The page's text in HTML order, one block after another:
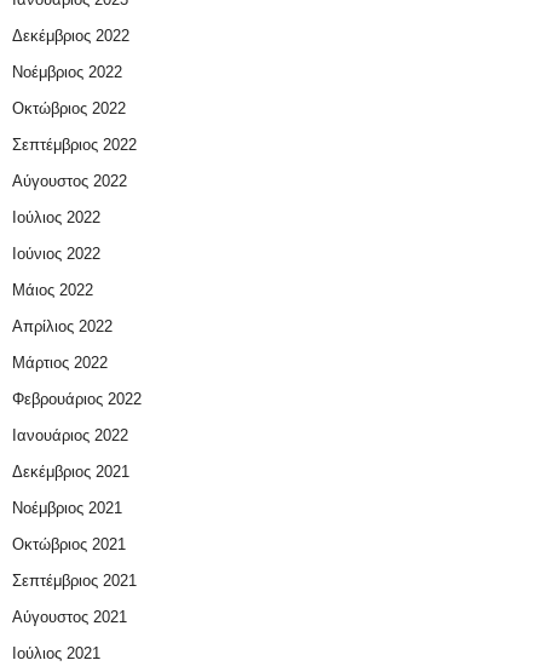
Δεκέμβριος 2022
Νοέμβριος 2022
Οκτώβριος 2022
Σεπτέμβριος 2022
Αύγουστος 2022
Ιούλιος 2022
Ιούνιος 2022
Μάιος 2022
Απρίλιος 2022
Μάρτιος 2022
Φεβρουάριος 2022
Ιανουάριος 2022
Δεκέμβριος 2021
Νοέμβριος 2021
Οκτώβριος 2021
Σεπτέμβριος 2021
Αύγουστος 2021
Ιούλιος 2021